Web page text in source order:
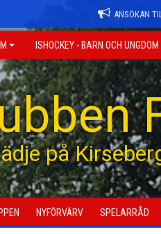
ANSÖKAN
ISHOCKEY - BARN OCH UNGDOM
på
NYFÖRVÄRV SPELARRÅD